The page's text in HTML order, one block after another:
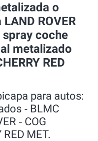
o
ROVER
spray coche
metalizado
RED
para autos:
‐ BLMC
‐ COG
MET.